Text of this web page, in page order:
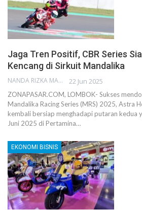
Jaga Tren Positif, CBR Series
Kencang di Sirkuit Mandalika
NANDA RIZKA MAHENDRA 22 Jun 2025
ZONAPASAR.COM, LOMBOK- Sukses
Mandalika Racing Series (MRS) 2025, Astra
kembali bersiap menghadapi putaran kedua
Juni 2025 di Pertamina…
EKONOMI BISNIS